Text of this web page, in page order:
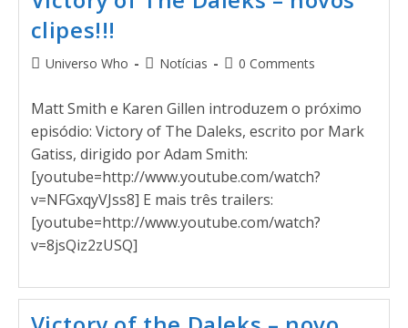
clipes!!!
Universo Who Notícias 0 Comments
Matt Smith e Karen Gillen introduzem o próximo
episódio: Victory of The Daleks, escrito por Mark
Gatiss, dirigido por Adam Smith:
[youtube=http://www.youtube.com/watch?
v=NFGxqyVJss8] E mais três trailers:
[youtube=http://www.youtube.com/watch?
v=8jsQiz2zUSQ]